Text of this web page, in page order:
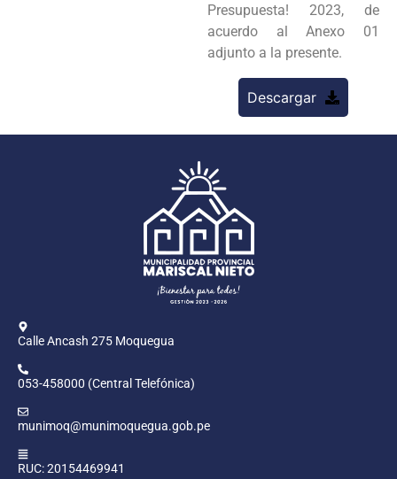
Presupuesta! 2023, de
acuerdo al Anexo 01
adjunto a la presente.
Descargar
Calle Ancash 275 Moquegua
053-458000 (Central Telefónica)
munimoq@munimoquegua.gob.pe
RUC: 20154469941